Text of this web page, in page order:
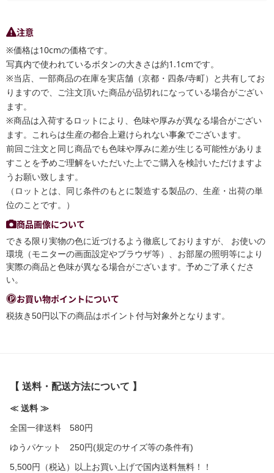
注意
※価格は10cmの価格です。
写真内で使われているボタンの大きさは約1.1cmです。
※当店、一部商品の在庫を実店舗（京都・四条/寺町）と共有してお
りますので、ご注文頂いた商品が品切れになっている場合がござい
ます。
※商品は入荷するロットにより、色味や厚みが異なる場合がござい
ます。これらは生産の都合上避けられない事象でございます。
前回ご注文と同じ商品でも色味や厚みに差が生じる可能性がありま
すことを予めご理解をいただいた上でご購入を検討いただけますよ
うお願い致します。
（ロットとは、同じ条件のもとに製造する製品の、生産・出荷の単
位のことです。）
商品画像について
できる限り実物の色に近づけるよう徹底しておりますが、 お使いの
環境（モニターの画面設定やブラウザ等）、お部屋の照明等により
実際の商品と色味が異なる場合がございます。予めご了承くださ
い。
お買い物ポイントについて
税抜き50円以下の商品はポイント付与対象外となります。
【 送料・配送方法について 】
≪ 送料 ≫
全国一律送料 580円
ゆうパケット 250円(規定のサイズ等の条件有)
5,500円（税込）以上お買い上げで国内送料無料！！